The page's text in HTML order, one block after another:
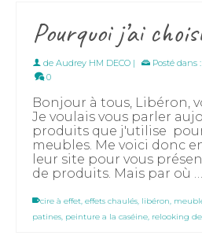
Pourquoi j’ai
de Audrey HM DECO | Posté dans :
0
Bonjour à tous, Libéron,
Je voulais vous parler
produits que j'utilise
meubles. Me voici donc
leur site pour vous
de produits. Mais par où …
cire à effet, effets chaulés, libéron,
patines, peinture a la caséine, relooking